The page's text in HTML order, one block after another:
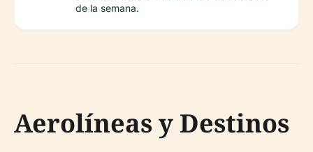
de la semana.
Aerolíneas y Destinos